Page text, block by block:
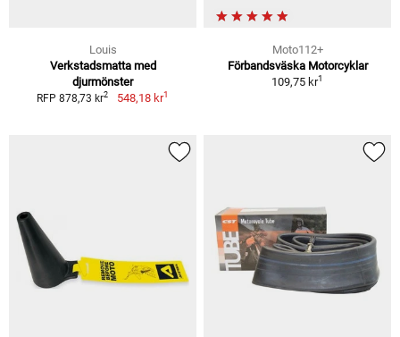
Louis
Verkstadsmatta med
djurmönster
RFP 878,73 kr2 548,18 kr1
Moto112+
Förbandsväska Motorcyklar
109,75 kr1